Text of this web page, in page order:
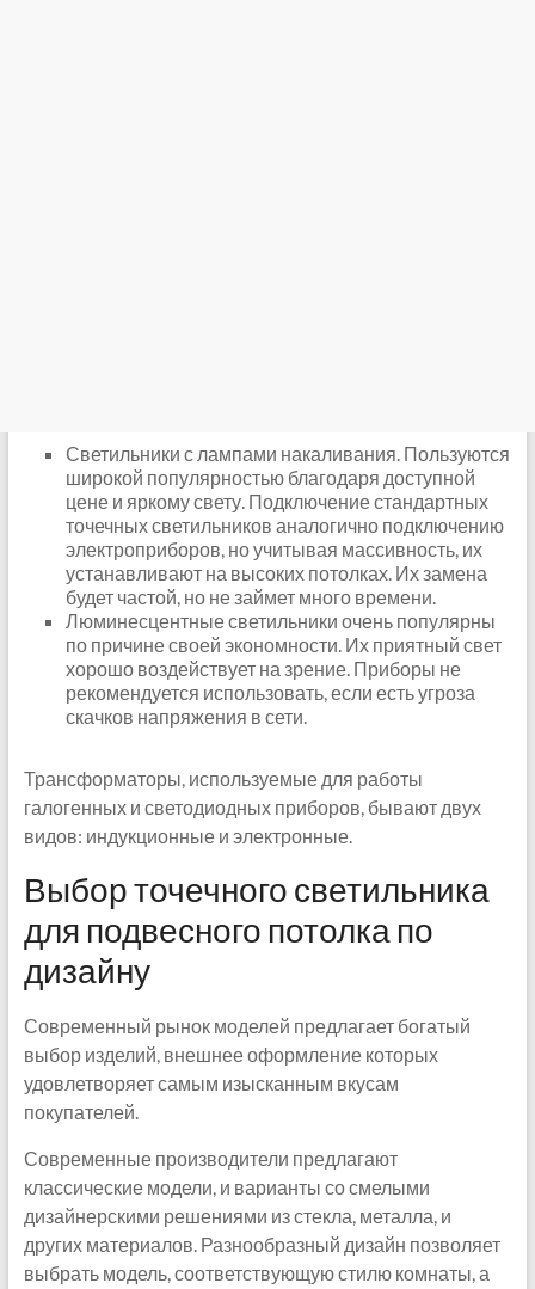
Светильники с лампами накаливания. Пользуются
широкой популярностью благодаря доступной
цене и яркому свету. Подключение стандартных
точечных светильников аналогично подключению
электроприборов, но учитывая массивность, их
устанавливают на высоких потолках. Их замена
будет частой, но не займет много времени.
Люминесцентные светильники очень популярны
по причине своей экономности. Их приятный свет
хорошо воздействует на зрение. Приборы не
рекомендуется использовать, если есть угроза
скачков напряжения в сети.
Трансформаторы, используемые для работы
галогенных и светодиодных приборов, бывают двух
видов: индукционные и электронные.
Выбор точечного светильника
для подвесного потолка по
дизайну
Современный рынок моделей предлагает богатый
выбор изделий, внешнее оформление которых
удовлетворяет самым изысканным вкусам
покупателей.
Современные производители предлагают
классические модели, и варианты со смелыми
дизайнерскими решениями из стекла, металла, и
других материалов. Разнообразный дизайн позволяет
выбрать модель, соответствующую стилю комнаты, а